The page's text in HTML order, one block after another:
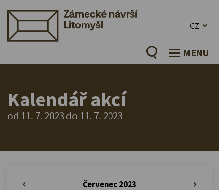
CZ
MENU
Kalendář akcí
od 11. 7. 2023 do 11. 7. 2023
Červenec 2023